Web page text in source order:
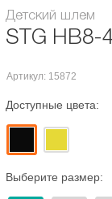
Детский шлем
STG HB8-
Артикул: 15872
Доступные цвета:
Выберите размер: